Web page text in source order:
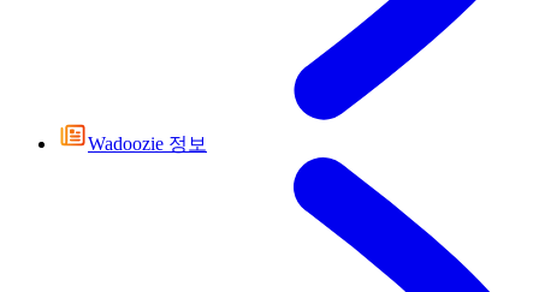
Wadoozie 정보